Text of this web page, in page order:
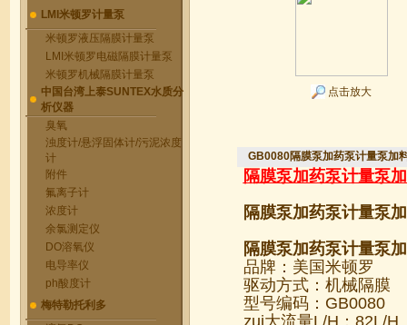
LMI米顿罗计量泵
米顿罗液压隔膜计量泵
LMI米顿罗电磁隔膜计量泵
米顿罗机械隔膜计量泵
中国台湾上泰SUNTEX水质分
析仪器
臭氧
浊度计/悬浮固体计/污泥浓度
计
附件
氟离子计
浓度计
余氯测定仪
DO溶氧仪
电导率仪
ph酸度计
梅特勒托利多
点击放大
GB0080隔膜泵加药泵计量泵加
隔膜泵加药泵计量泵
隔膜泵加药泵计量泵
隔膜泵加药泵计量泵
品牌：美国米顿罗
驱动方式：机械隔膜
型号编码：GB0080
zui大流量L/H：82L/H